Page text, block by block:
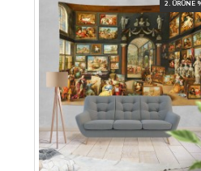
2. ÜRÜNE